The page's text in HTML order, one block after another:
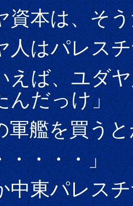
本は、そう
はパレスチ
ば、ユダヤ
んだっけ」
艦を買うと
・・・」
東パレスチ